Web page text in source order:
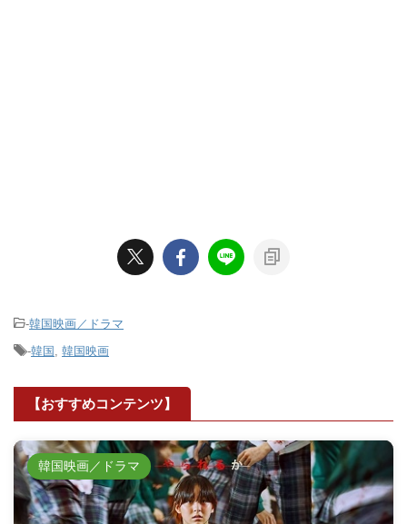
-韓国映画／ドラマ
-韓国 , 韓国映画
【おすすめコンテンツ】
韓国映画／ドラマ